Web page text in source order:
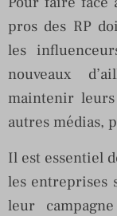
pros des RP
les
nouveaux
maintenir leurs
autres médias,
Il est essentiel
les entreprises
leur